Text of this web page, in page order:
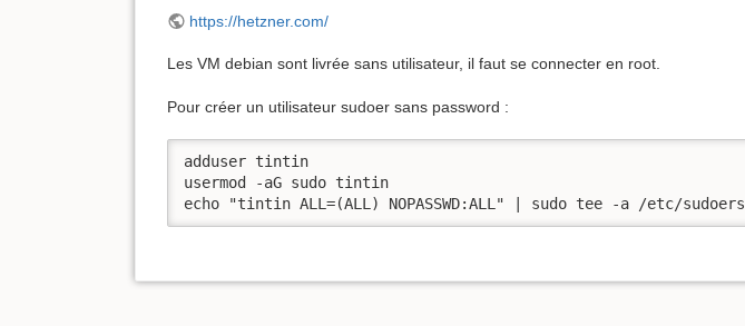
https://hetzner.com/
Les VM debian sont livrée sans utilisateur, il faut se connecter en root.
Pour créer un utilisateur sudoer sans password :
adduser tintin
usermod -aG sudo tintin
echo "tintin ALL=(ALL) NOPASSWD:ALL" | sudo tee -a /etc/sudoers